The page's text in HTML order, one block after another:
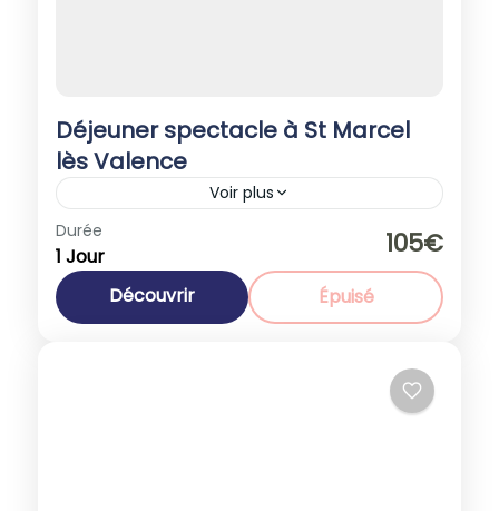
Déjeuner spectacle à St Marcel
lès Valence
Voir plus
Europe
1-40 People
Durée
1 Jour 105€
Découvrir Épuisé